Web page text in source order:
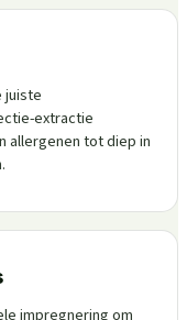
juiste
extractie
allergenen tot diep in